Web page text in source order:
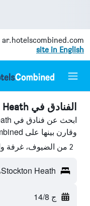
ar.hotelscombined.com
site in English
الفنادق في Stockton Heath
وقارن بينها على HotelsCombined ووفّر.
2 من الضيوف، غرفة واحدة
Stockton Heath، المملكة المتحدة
ج 14/8